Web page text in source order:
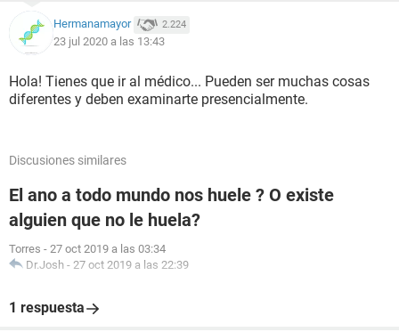
Hermanamayor 2.224
23 jul 2020 a las 13:43
Hola! Tienes que ir al médico... Pueden ser muchas cosas
diferentes y deben examinarte presencialmente.
Discusiones similares
El ano a todo mundo nos huele ? O existe
alguien que no le huela?
Torres - 27 oct 2019 a las 03:34
Dr.Josh - 27 oct 2019 a las 22:39
1 respuesta